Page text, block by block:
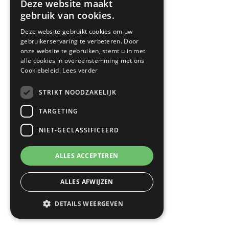
Deze website maakt
gebruik van cookies.
Deze website gebruikt cookies om uw
gebruikerservaring te verbeteren. Door
onze website te gebruiken, stemt u in met
alle cookies in overeenstemming met ons
Cookiebeleid. Lees verder
STRIKT NOODZAKELIJK
TARGETING
NIET-GECLASSIFICEERD
ALLES ACCEPTEREN
ALLES AFWIJZEN
DETAILS WEERGEVEN